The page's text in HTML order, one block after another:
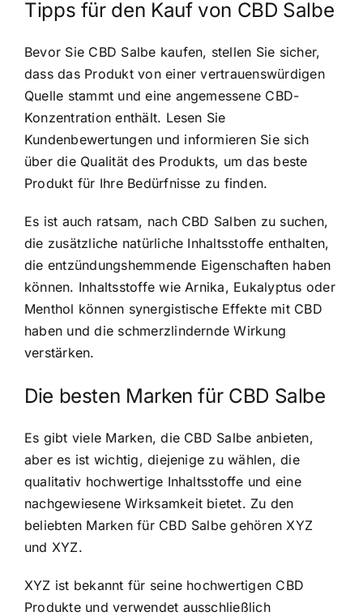
Tipps für den Kauf von CBD Salbe
Bevor Sie CBD Salbe kaufen, stellen Sie sicher,
dass das Produkt von einer vertrauenswürdigen
Quelle stammt und eine angemessene CBD-
Konzentration enthält. Lesen Sie
Kundenbewertungen und informieren Sie sich
über die Qualität des Produkts, um das beste
Produkt für Ihre Bedürfnisse zu finden.
Es ist auch ratsam, nach CBD Salben zu suchen,
die zusätzliche natürliche Inhaltsstoffe enthalten,
die entzündungshemmende Eigenschaften haben
können. Inhaltsstoffe wie Arnika, Eukalyptus oder
Menthol können synergistische Effekte mit CBD
haben und die schmerzlindernde Wirkung
verstärken.
Die besten Marken für CBD Salbe
Es gibt viele Marken, die CBD Salbe anbieten,
aber es ist wichtig, diejenige zu wählen, die
qualitativ hochwertige Inhaltsstoffe und eine
nachgewiesene Wirksamkeit bietet. Zu den
beliebten Marken für CBD Salbe gehören XYZ
und XYZ.
XYZ ist bekannt für seine hochwertigen CBD
Produkte und verwendet ausschließlich